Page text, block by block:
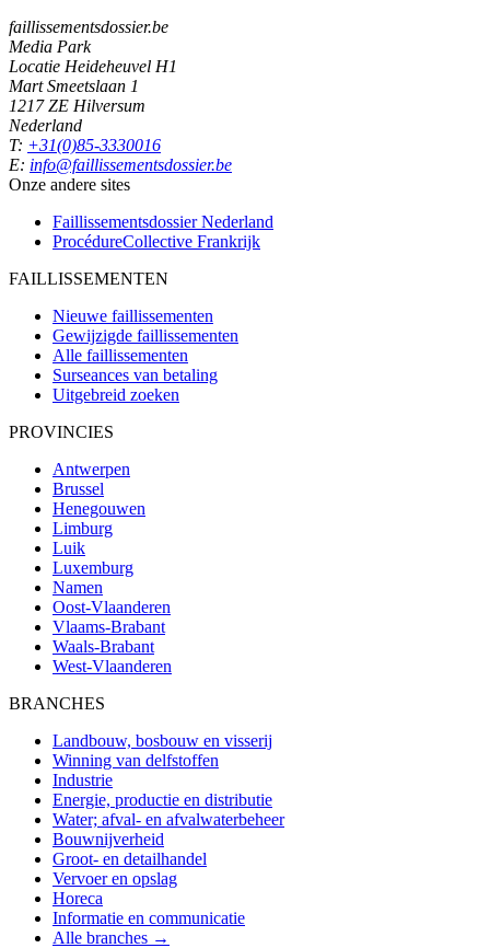
faillissementsdossier.be
Media Park
Locatie Heideheuvel H1
Mart Smeetslaan 1
1217 ZE Hilversum
Nederland
T: +31(0)85-3330016
E: info@faillissementsdossier.be
Onze andere sites
Faillissementsdossier Nederland
ProcédureCollective Frankrijk
FAILLISSEMENTEN
Nieuwe faillissementen
Gewijzigde faillissementen
Alle faillissementen
Surseances van betaling
Uitgebreid zoeken
PROVINCIES
Antwerpen
Brussel
Henegouwen
Limburg
Luik
Luxemburg
Namen
Oost-Vlaanderen
Vlaams-Brabant
Waals-Brabant
West-Vlaanderen
BRANCHES
Landbouw, bosbouw en visserij
Winning van delfstoffen
Industrie
Energie, productie en distributie
Water; afval- en afvalwaterbeheer
Bouwnijverheid
Groot- en detailhandel
Vervoer en opslag
Horeca
Informatie en communicatie
Alle branches →